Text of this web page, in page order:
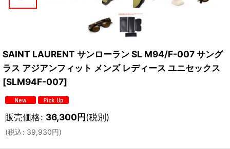
SAINT LAURENT サンローラン SL M94/F-007 サング
ラス アジアンフィット メンズ レディース ユニセックス
[SLM94F-007]
販売価格: 36,300円(税別)
(税込: 39,930円)